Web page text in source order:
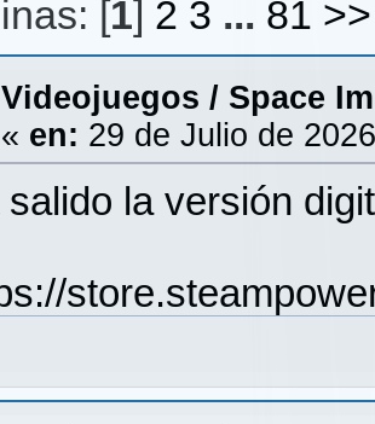
[1] 2 3 ... 81 >>
Videojuegos / Space
« en: 29 de Julio de
salido la versión